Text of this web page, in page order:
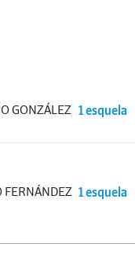
GONZÁLEZ 1 esquela
FERNÁNDEZ 1 esquela